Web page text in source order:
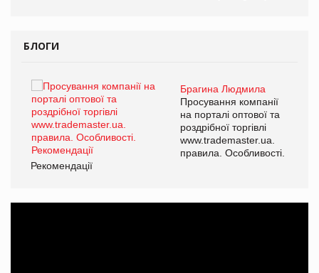
БЛОГИ
Брагина Людмила
Просування компанії
на порталі оптової та
роздрібної торгівлі
www.trademaster.ua.
правила. Особливості.
Рекомендації